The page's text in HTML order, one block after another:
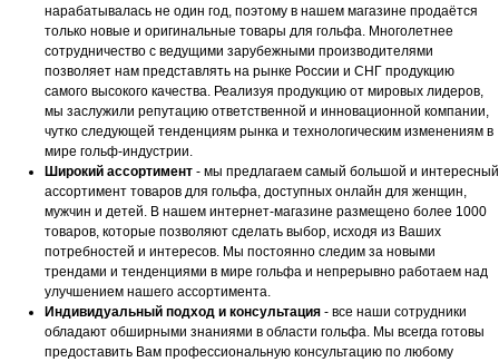
нарабатывалась не один год, поэтому в нашем магазине продаётся
только новые и оригинальные товары для гольфа. Многолетнее
сотрудничество с ведущими зарубежными производителями
позволяет нам представлять на рынке России и СНГ продукцию
самого высокого качества. Реализуя продукцию от мировых лидеров,
мы заслужили репутацию ответственной и инновационной компании,
чутко следующей тенденциям рынка и технологическим изменениям в
мире гольф-индустрии.
Широкий ассортимент - мы предлагаем самый большой и интересный
ассортимент товаров для гольфа, доступных онлайн для женщин,
мужчин и детей. В нашем интернет-магазине размещено более 1000
товаров, которые позволяют сделать выбор, исходя из Ваших
потребностей и интересов. Мы постоянно следим за новыми
трендами и тенденциями в мире гольфа и непрерывно работаем над
улучшением нашего ассортимента.
Индивидуальный подход и консультация - все наши сотрудники
обладают обширными знаниями в области гольфа. Мы всегда готовы
предоставить Вам профессиональную консультацию по любому